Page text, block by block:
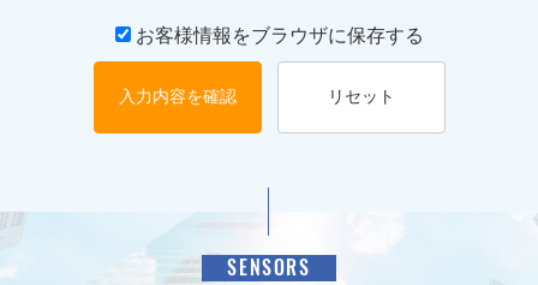
お客様情報をブラウザに保存する
入力内容を確認 リセット
SENSORS